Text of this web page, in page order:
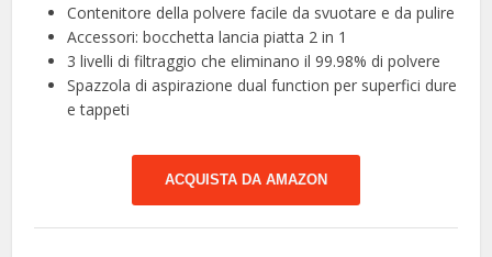
Contenitore della polvere facile da svuotare e da pulire
Accessori: bocchetta lancia piatta 2 in 1
3 livelli di filtraggio che eliminano il 99.98% di polvere
Spazzola di aspirazione dual function per superfici dure
e tappeti
ACQUISTA DA AMAZON